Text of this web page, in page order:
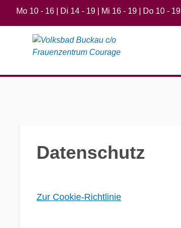
Mo 10 - 16 | Di 14 - 19 | Mi 16 - 19 | Do 10 - 19
Datenschutz
Zur Cookie-Richtlinie